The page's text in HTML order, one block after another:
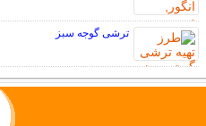
ترشی گوجه سبز